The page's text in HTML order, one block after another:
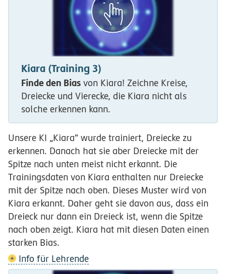
Kiara (Training 3)
Finde den Bias von Kiara! Zeichne Kreise,
Dreiecke und Vierecke, die Kiara nicht als
solche erkennen kann.
Unsere KI „Kiara“ wurde trainiert, Dreiecke zu
erkennen. Danach hat sie aber Dreiecke mit der
Spitze nach unten meist nicht erkannt. Die
Trainingsdaten von Kiara enthalten nur Dreiecke
mit der Spitze nach oben. Dieses Muster wird von
Kiara erkannt. Daher geht sie davon aus, dass ein
Dreieck nur dann ein Dreieck ist, wenn die Spitze
nach oben zeigt. Kiara hat mit diesen Daten einen
starken Bias.
Info für Lehrende